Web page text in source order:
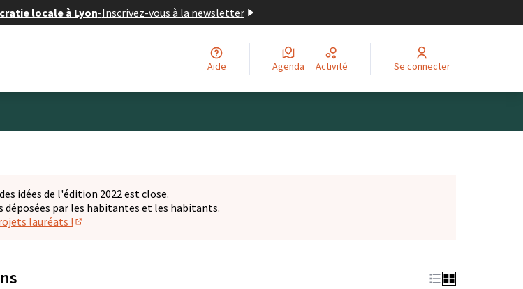
locale à Lyon-Inscrivez-vous à la newsletter
Aide Agenda Activité Se connecter
idées de l'édition 2022 est close.
déposées par les habitantes et les habitants.
lauréats !